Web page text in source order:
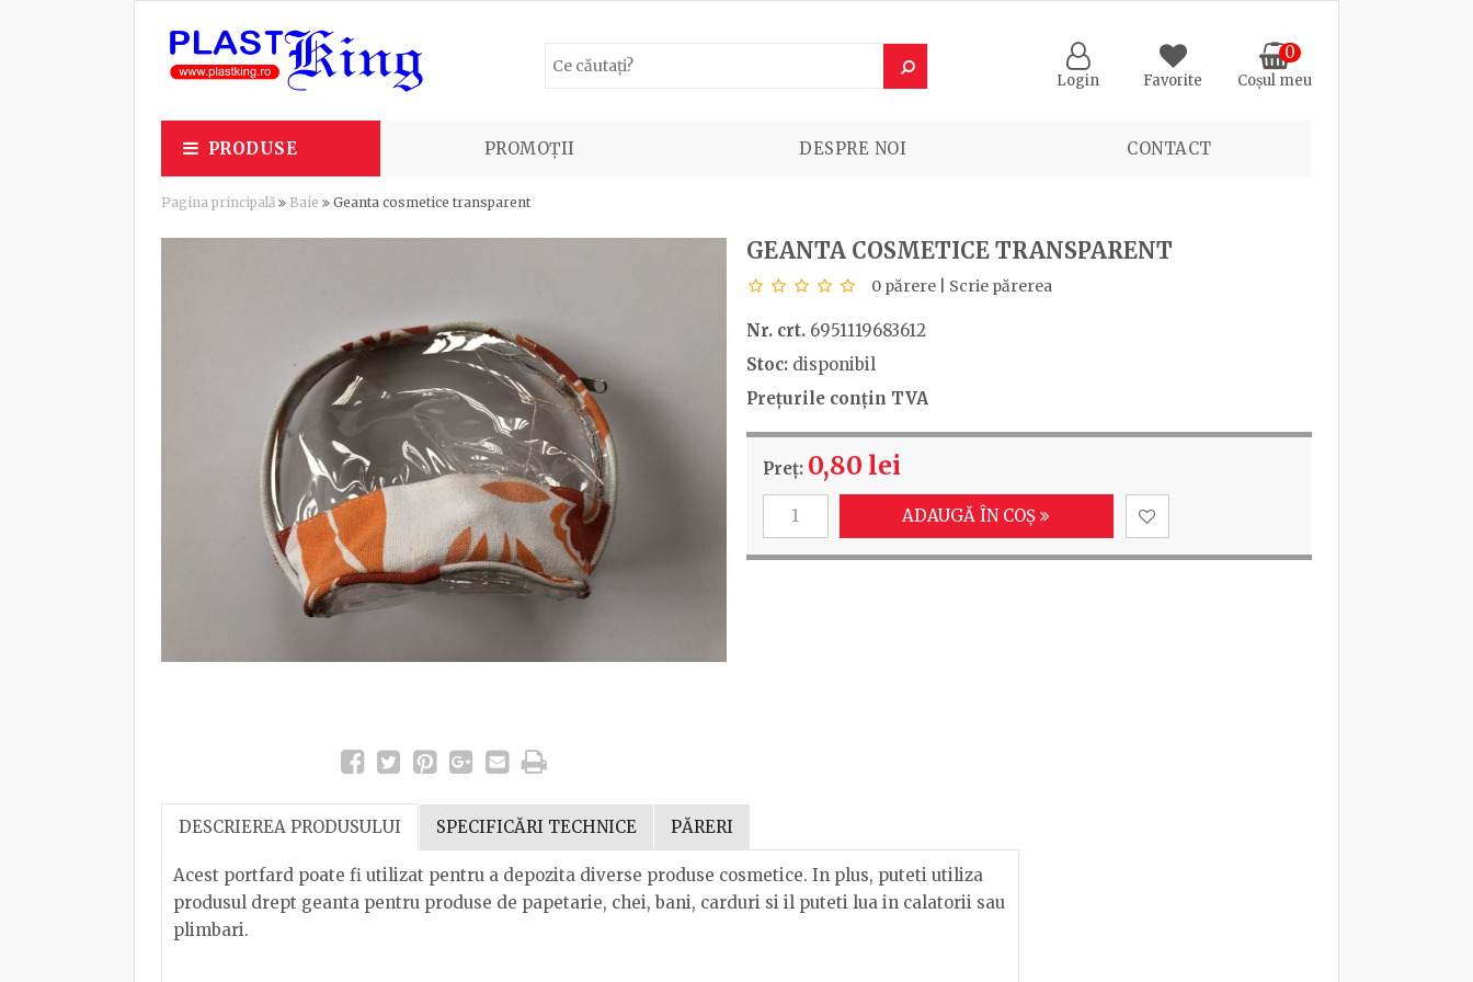
Login
0
Coșul meu
Favorite
PRODUSE PROMOȚII DESPRE NOI CONTACT
Pagina principală Baie Geanta cosmetice transparent
GEANTA COSMETICE TRANSPARENT
0 părere| Scrie părerea
Nr. crt.6951119683612
Stoc:disponibil
Prețurile conțin TVA
Preț: 0,80 lei
ADAUGĂ ÎN COȘ
DESCRIEREA PRODUSULUI SPECIFICĂRI TECHNICE PĂRERI
Acest portfard poate fi utilizat pentru a depozita diverse produse cosmetice. In plus, puteti utiliza
produsul drept geanta pentru produse de papetarie, chei, bani, carduri si il puteti lua in calatorii sau
plimbari.